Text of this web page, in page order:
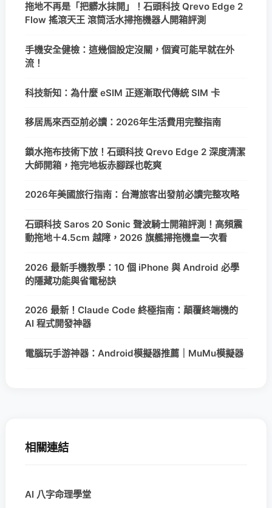
拖地不再是「把髒水抹開」！石頭科技 Qrevo Edge 2
Flow 搖滾天王 滾筒活水掃拖機器人開箱評測
手機安全健檢：這幾個設定沒關，個資可能早就在外
流！
科技新知：為什麼 eSIM 正逐漸取代傳統 SIM 卡
移居馬來西亞前必讀：2026年生活費用完整指南
鎖水拖布技術下放！石頭科技 Qrevo Edge 2 深度清潔
大師開箱，拖完地板赤腳踩也乾爽
2026年美國旅行指南：台灣旅客出發前必讀完整攻略
石頭科技 Saros 20 Sonic 聲波騎士開箱評測！高頻震
動拖地＋4.5cm 越障，2026 旗艦掃拖機皇一次看
2026 最新手機教學：10 個 iPhone 與 Android 必學
的隱藏功能與省電秘訣
2026 最新！Claude Code 終極指南：顛覆終端機的
AI 程式開發神器
電腦玩手游神器：Android模擬器推薦｜MuMu模擬器
相關連結
AI 八字命理學堂